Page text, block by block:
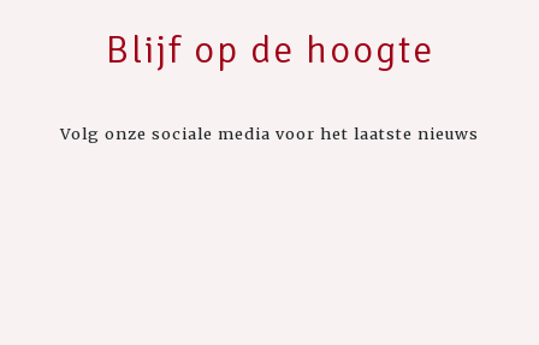
Blijf op de hoogte
Volg onze sociale media voor het laatste nieuws